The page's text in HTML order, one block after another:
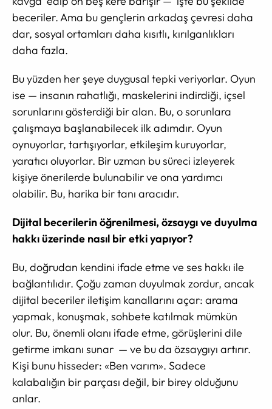
beceriler. Ama bu gençlerin arkadaş çevresi daha
dar, sosyal ortamları daha kısıtlı, kırılganlıkları
daha fazla.
Bu yüzden her şeye duygusal tepki veriyorlar. Oyun
ise — insanın rahatlığı, maskelerini indirdiği, içsel
sorunlarını gösterdiği bir alan. Bu, o sorunlara
çalışmaya başlanabilecek ilk adımdır. Oyun
oynuyorlar, tartışıyorlar, etkileşim kuruyorlar,
yaratıcı oluyorlar. Bir uzman bu süreci izleyerek
kişiye önerilerde bulunabilir ve ona yardımcı
olabilir. Bu, harika bir tanı aracıdır.
Dijital becerilerin öğrenilmesi, özsaygı ve duyulma
hakkı üzerinde nasıl bir etki yapıyor?
Bu, doğrudan kendini ifade etme ve ses hakkı ile
bağlantılıdır. Çoğu zaman duyulmak zordur, ancak
dijital beceriler iletişim kanallarını açar: arama
yapmak, konuşmak, sohbete katılmak mümkün
olur. Bu, önemli olanı ifade etme, görüşlerini dile
getirme imkanı sunar — ve bu da özsaygıyı artırır.
Kişi bunu hisseder: «Ben varım». Sadece
kalabalığın bir parçası değil, bir birey olduğunu
anlar.